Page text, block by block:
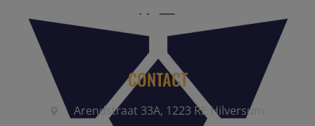
CONTACT
Arendstraat 33A, 1223 RE Hilversum